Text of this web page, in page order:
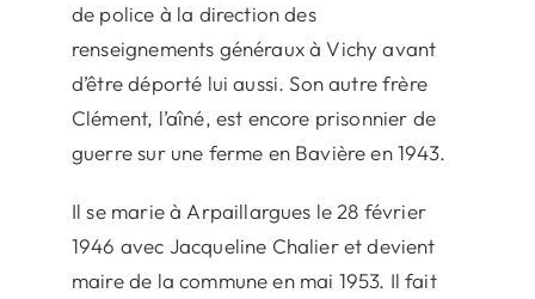
de police à la direction des
renseignements généraux à Vichy avant
d’être déporté lui aussi. Son autre frère
Clément, l’aîné, est encore prisonnier de
guerre sur une ferme en Bavière en 1943.
Il se marie à Arpaillargues le 28 février
1946 avec Jacqueline Chalier et devient
maire de la commune en mai 1953. Il fait